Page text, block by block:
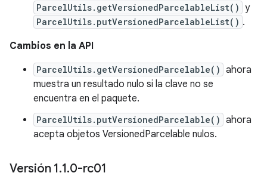
ParcelUtils.getVersionedParcelableList() y
ParcelUtils.putVersionedParcelableList() .
Cambios en la API
ParcelUtils.getVersionedParcelable() ahora
muestra un resultado nulo si la clave no se
encuentra en el paquete.
ParcelUtils.putVersionedParcelable() ahora
acepta objetos VersionedParcelable nulos.
Versión 1.1.0-rc01